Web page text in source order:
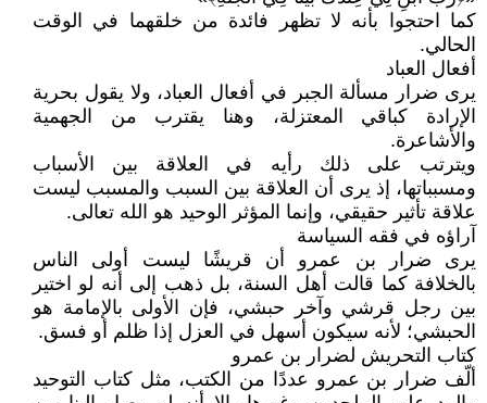
كما احتجوا بأنه لا تظهر فائدة من خلقهما في الوقت
الحالي.
أفعال العباد
يرى ضرار مسألة الجبر في أفعال العباد، ولا يقول بحرية
الإرادة كباقي المعتزلة، وهنا يقترب من الجهمية
والأشاعرة.
ويترتب على ذلك رأيه في العلاقة بين الأسباب
ومسبباتها، إذ يرى أن العلاقة بين السبب والمسبب ليست
علاقة تأثير حقيقي، وإنما المؤثر الوحيد هو الله تعالى.
آراؤه في فقه السياسة
يرى ضرار بن عمرو أن قريشًا ليست أولى الناس
بالخلافة كما قالت أهل السنة، بل ذهب إلى أنه لو اختير
بين رجل قرشي وآخر حبشي، فإن الأولى بالإمامة هو
الحبشي؛ لأنه سيكون أسهل في العزل إذا ظلم أو فسق.
كتاب التحريش لضرار بن عمرو
ألّف ضرار بن عمرو عددًا من الكتب، مثل كتاب التوحيد